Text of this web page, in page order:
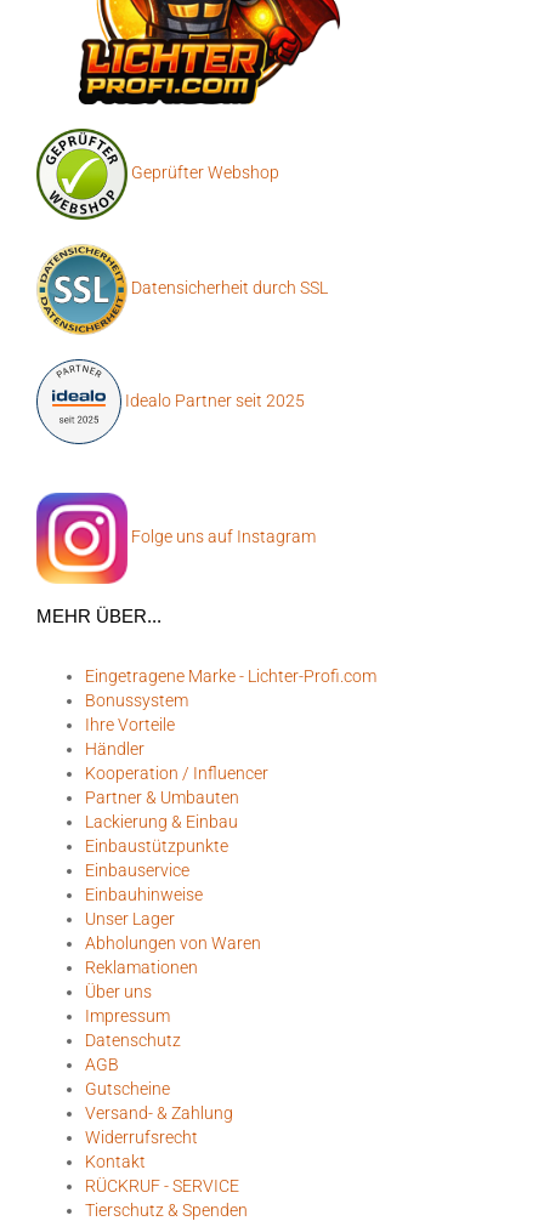
Geprüfter Webshop
Datensicherheit durch SSL
Idealo Partner seit 2025
Folge uns auf Instagram
MEHR ÜBER...
Eingetragene Marke - Lichter-Profi.com
Bonussystem
Ihre Vorteile
Händler
Kooperation / Influencer
Partner & Umbauten
Lackierung & Einbau
Einbaustützpunkte
Einbauservice
Einbauhinweise
Unser Lager
Abholungen von Waren
Reklamationen
Über uns
Impressum
Datenschutz
AGB
Gutscheine
Versand- & Zahlung
Widerrufsrecht
Kontakt
RÜCKRUF - SERVICE
Tierschutz & Spenden